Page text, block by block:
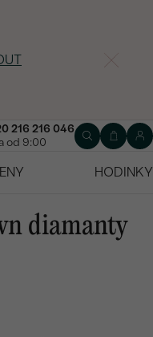
216 216 046
od 9:00
HODINKY
diamanty